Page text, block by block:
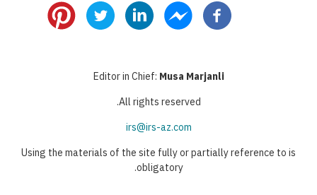
Editor in Chief: Musa Marjanli
All rights reserved.
irs@irs-az.com
Using the materials of the site fully or partially reference to is
obligatory.